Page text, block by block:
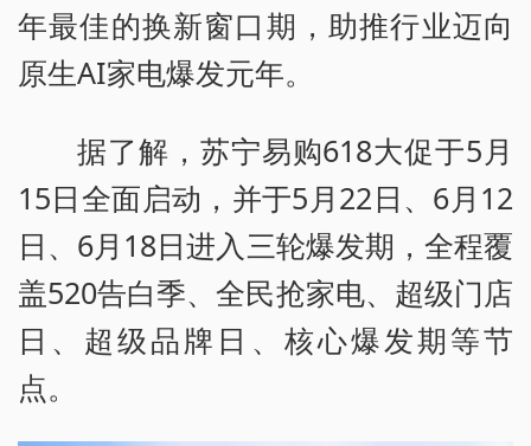
年最佳的换新窗口期，助推行业迈向
原生AI家电爆发元年。
据了解，苏宁易购618大促于5月
15日全面启动，并于5月22日、6月12
日、6月18日进入三轮爆发期，全程覆
盖520告白季、全民抢家电、超级门店
日、超级品牌日、核心爆发期等节
点。